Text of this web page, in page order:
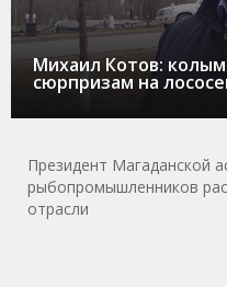
Михаил Котов:
сюрпризам на
Президент Магаданской
рыбопромышленников
отрасли